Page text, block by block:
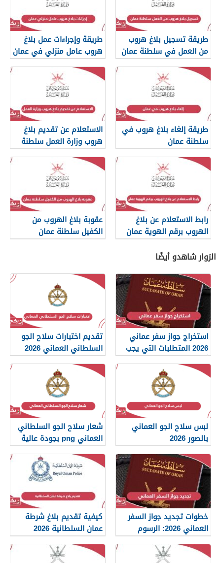
طريقة تسجيل بلاغ هروب
من العمل في سلطنة عمان
طريقة وإجراءات عمل بلاغ
هروب عامل منزلي في عمان
طريقة إلغاء بلاغ هروب في
سلطنة عمان
الاستعلام عن تقديم بلاغ
هروب وزارة العمل سلطنة
عمان
رابط الاستعلام عن بلاغ
الهروب برقم الهوية عمان
عقوبة بلاغ الهروب من
الكفيل سلطنة عمان
الزوار شاهدو أيضًا
استخراج جواز سفر عماني
2026 المتطلبات التي يجب
أن تعرفها
تقديم اختبارات سلاح الجو
السلطاني العماني 2026
لبس سلاح الجو العماني
بالصور 2026
شعار سلاح الجو السلطاني
العماني png بجودة عالية
2026
خطوات تجديد جواز السفر
العماني 2026: الرسوم
والمستندات المطلوبة
كيفية تقديم بلاغ شرطة
عمان السلطانية 2026